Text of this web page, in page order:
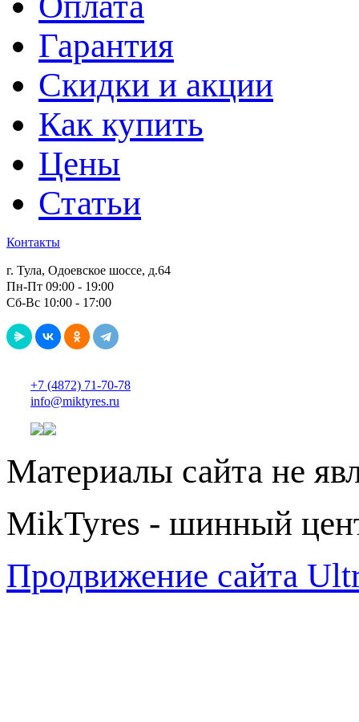
Гарантия
Скидки и акции
Как купить
Цены
Статьи
Контакты
г. Тула, Одоевское шоссе, д.64
Пн-Пт 09:00 - 19:00
Сб-Вс 10:00 - 17:00
+7 (4872) 71-70-78
info@miktyres.ru
Материалы сайта не
MikTyres - шинный
Продвижение сайта